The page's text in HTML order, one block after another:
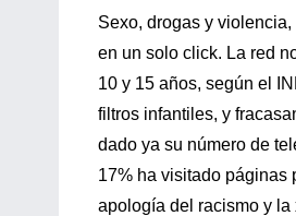
Sexo, drogas y
en un solo click. La red
10 y 15 años, según el
filtros infantiles, y
dado ya su número de
17% ha visitado páginas
apología del racismo y